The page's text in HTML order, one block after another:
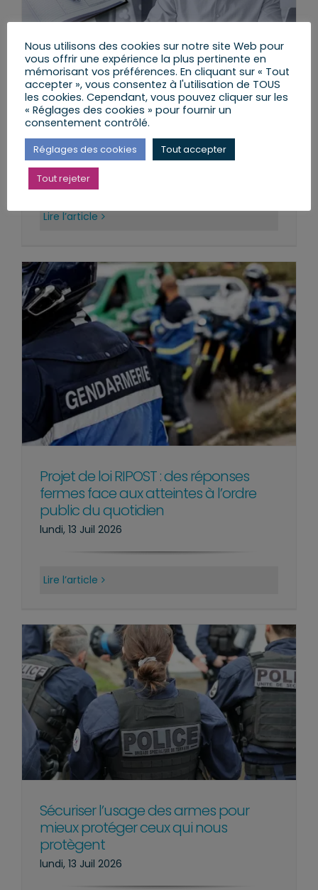
Agenda du lundi 20 juillet au
dimanche 26 juillet 2026
lundi, 20 Juil 2026
Lire l’article
Projet de loi RIPOST : des réponses
fermes face aux atteintes à l’ordre
public du quotidien
lundi, 13 Juil 2026
Lire l’article
Sécuriser l’usage des armes pour
mieux protéger ceux qui nous
protègent
lundi, 13 Juil 2026
Nous utilisons des cookies sur notre site Web pour
vous offrir une expérience la plus pertinente en
mémorisant vos préférences. En cliquant sur « Tout
accepter », vous consentez à l'utilisation de TOUS
les cookies. Cependant, vous pouvez cliquer sur les
« Réglages des cookies » pour fournir un
consentement contrôlé.
Réglages des cookies Tout accepter
Tout rejeter